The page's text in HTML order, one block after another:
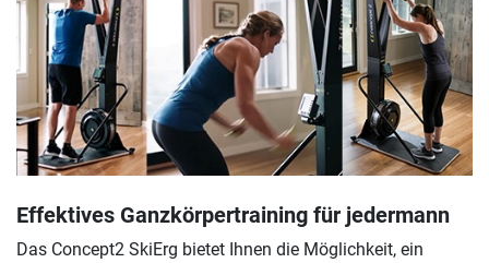
Effektives Ganzkörpertraining für jedermann
Das Concept2 SkiErg bietet Ihnen die Möglichkeit, ein